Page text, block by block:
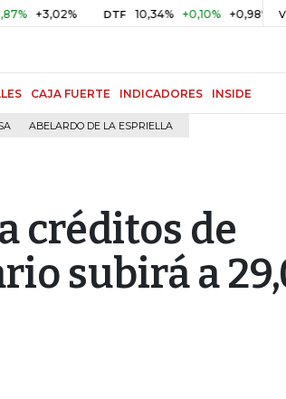
DTF 10,34% +0,10% +0,98% UVR
CAJA FUERTE INDICADORES INSIDE
ABELARDO DE LA ESPRIELLA
créditos de
subirá a